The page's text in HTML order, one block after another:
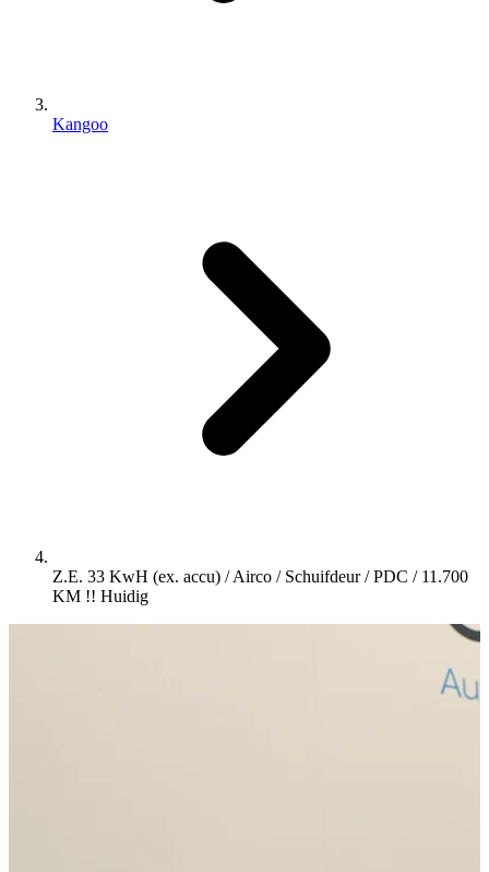
Kangoo
Z.E. 33 KwH (ex. accu) / Airco / Schuifdeur / PDC / 11.700
KM !! Huidig